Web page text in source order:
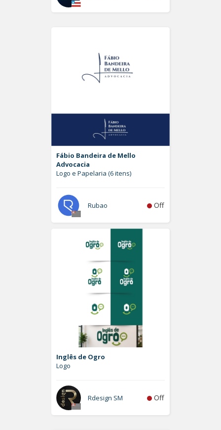
Fábio Bandeira de Mello
Advocacia
Logo e Papelaria (6 itens)
Rubao Off
Inglês de Ogro
Logo
Rdesign SM Off